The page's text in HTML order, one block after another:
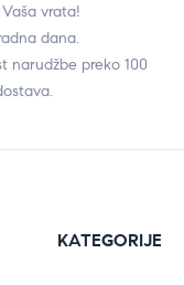
vrata!
dana.
narudžbe preko 100
KATEGORIJE